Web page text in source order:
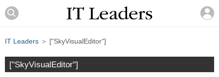
IT Leaders ＞ ["SkyVisualEditor"]
["SkyVisualEditor"]